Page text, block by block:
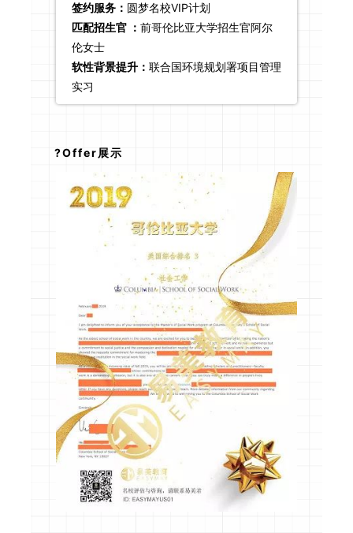
签约服务： 圆梦名校VIP计划
匹配招生官 ： 前哥伦比亚大学招生官阿尔
伦女士
软性背景提升： 联合国环境规划署项目管理
实习
?Offer展示